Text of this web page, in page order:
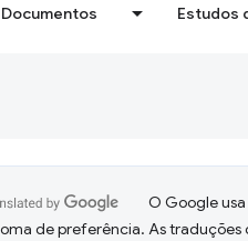
Documentos Estudos
O Google
de preferência. As traduções